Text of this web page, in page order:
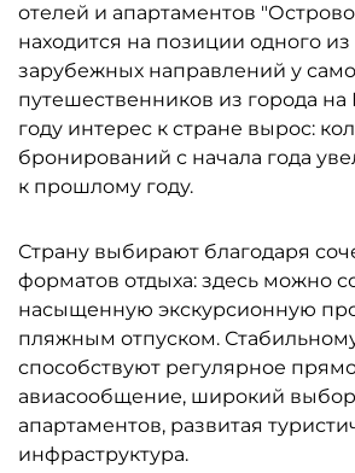
отелей и апартаментов
находится на позиции одного
зарубежных направлений у
путешественников из города на
году интерес к стране вырос:
бронирований с начала года
к прошлому году.
Страну выбирают благодаря
форматов отдыха: здесь можно
насыщенную экскурсионную
пляжным отпуском.
способствуют регулярное
авиасообщение, широкий
апартаментов, развитая
инфраструктура.